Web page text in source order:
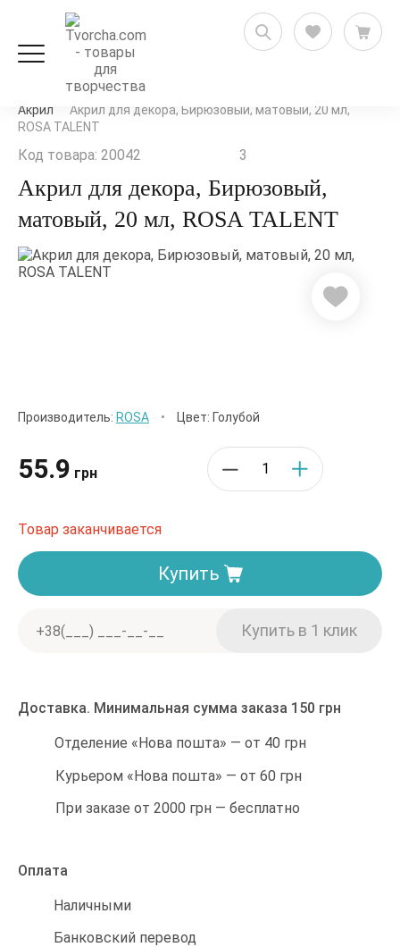
Художественные товары
Акрил
Акрил для декора, Бирюзовый, матовый, 20 мл,
ROSA TALENT
Код товара: 20042 3
Акрил для декора, Бирюзовый,
матовый, 20 мл, ROSA TALENT
Производитель: ROSA • Цвет: Голубой
55.9 грн
Товар заканчивается
Купить
Доставка. Минимальная сумма заказа 150 грн
Отделение «Нова пошта» — от 40 грн
Курьером «Нова пошта» — от 60 грн
При заказе от 2000 грн — бесплатно
Оплата
Наличными
Банковский перевод